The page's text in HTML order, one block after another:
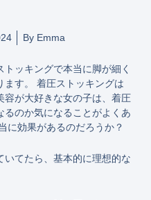
ByEmma
ッキングで本当に脚が細く
ます。 着圧ストッキングは
容が大好きな女の子は、着圧
るのか気になることがよくあ
に効果があるのだろうか？
いてたら、基本的に理想的な